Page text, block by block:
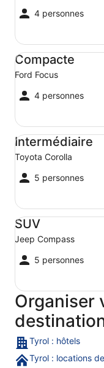
4 personnes
Compacte
Ford Focus
4 personnes
Compacte Ford
Intermédiaire
Toyota Corolla
5 personnes
Intermédiaire
SUV
Jeep Compass
5 personnes
SUV Jeep Compass
Organiser
Tyrol : hôtels
Tyrol : locations